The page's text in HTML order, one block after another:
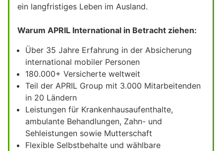
ein langfristiges Leben im Ausland.
Warum APRIL International in Betracht ziehen:
Über 35 Jahre Erfahrung in der Absicherung
international mobiler Personen
180.000+ Versicherte weltweit
Teil der APRIL Group mit 3.000 Mitarbeitenden
in 20 Ländern
Leistungen für Krankenhausaufenthalte,
ambulante Behandlungen, Zahn- und
Sehleistungen sowie Mutterschaft
Flexible Selbstbehalte und wählbare